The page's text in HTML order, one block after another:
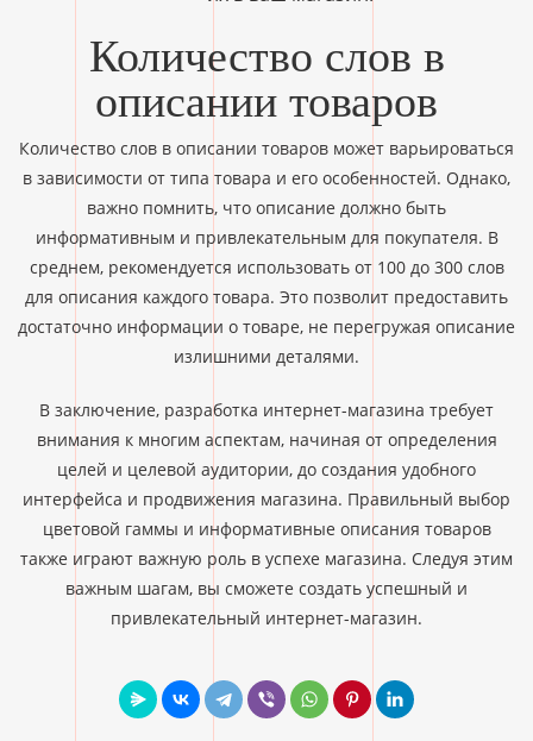
Количество слов в
описании товаров
Количество слов в описании товаров может варьироваться
в зависимости от типа товара и его особенностей. Однако,
важно помнить, что описание должно быть
информативным и привлекательным для покупателя. В
среднем, рекомендуется использовать от 100 до 300 слов
для описания каждого товара. Это позволит предоставить
достаточно информации о товаре, не перегружая описание
излишними деталями.
В заключение, разработка интернет-магазина требует
внимания к многим аспектам, начиная от определения
целей и целевой аудитории, до создания удобного
интерфейса и продвижения магазина. Правильный выбор
цветовой гаммы и информативные описания товаров
также играют важную роль в успехе магазина. Следуя этим
важным шагам, вы сможете создать успешный и
привлекательный интернет-магазин.